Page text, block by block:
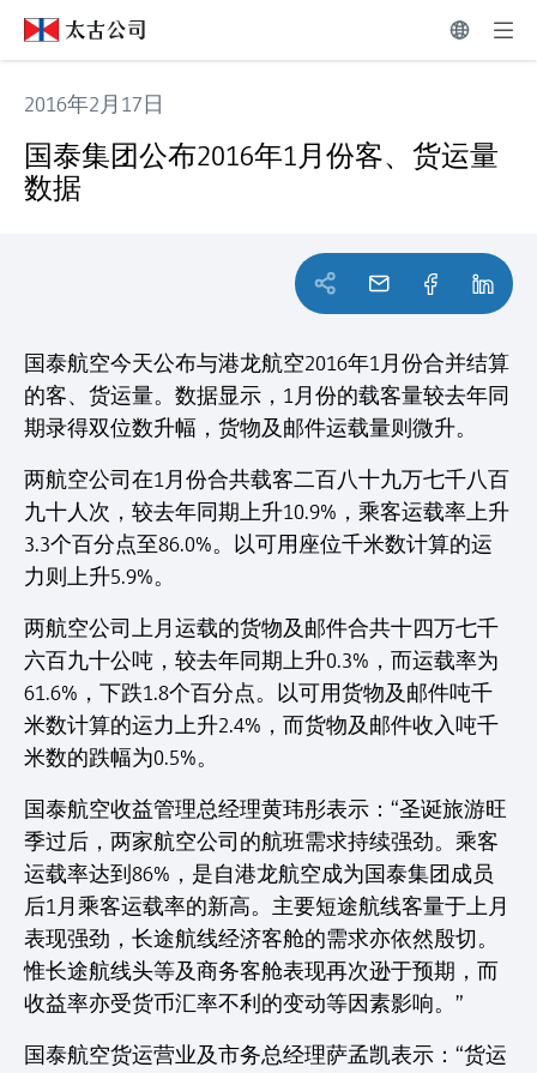
2016年2月17日
国泰集团公布2016年1月份客、货运量
数据
国泰航空今天公布与港龙航空2016年1月份合并结算
的客、货运量。数据显示，1月份的载客量较去年同
期录得双位数升幅，货物及邮件运载量则微升。
两航空公司在1月份合共载客二百八十九万七千八百
九十人次，较去年同期上升10.9%，乘客运载率上升
3.3个百分点至86.0%。以可用座位千米数计算的运
力则上升5.9%。
两航空公司上月运载的货物及邮件合共十四万七千
六百九十公吨，较去年同期上升0.3%，而运载率为
61.6%，下跌1.8个百分点。以可用货物及邮件吨千
米数计算的运力上升2.4%，而货物及邮件收入吨千
米数的跌幅为0.5%。
国泰航空收益管理总经理黄玮彤表示：“圣诞旅游旺
季过后，两家航空公司的航班需求持续强劲。乘客
运载率达到86%，是自港龙航空成为国泰集团成员
后1月乘客运载率的新高。主要短途航线客量于上月
表现强劲，长途航线经济客舱的需求亦依然殷切。
惟长途航线头等及商务客舱表现再次逊于预期，而
收益率亦受货币汇率不利的变动等因素影响。”
国泰航空货运营业及市务总经理萨孟凯表示：“货运